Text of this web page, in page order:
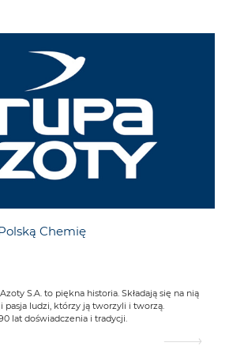
Chemię
S.A. to piękna historia. Składają się na nią
pasja ludzi, którzy ją tworzyli i tworzą.
lat doświadczenia i tradycji.